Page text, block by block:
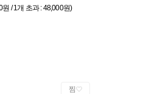
/ 1개 초과 : 48,000원)
찜